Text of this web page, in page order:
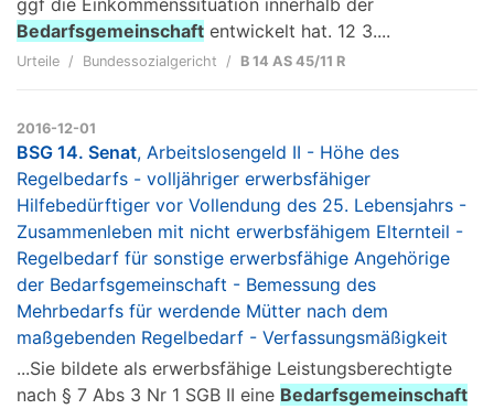
ggf die Einkommenssituation innerhalb der
Bedarfsgemeinschaft entwickelt hat. 12 3....
Urteile Bundessozialgericht B 14 AS 45/11 R
2016-12-01
BSG 14. Senat, Arbeitslosengeld II - Höhe des
Regelbedarfs - volljähriger erwerbsfähiger
Hilfebedürftiger vor Vollendung des 25. Lebensjahrs -
Zusammenleben mit nicht erwerbsfähigem Elternteil -
Regelbedarf für sonstige erwerbsfähige Angehörige
der Bedarfsgemeinschaft - Bemessung des
Mehrbedarfs für werdende Mütter nach dem
maßgebenden Regelbedarf - Verfassungsmäßigkeit
...Sie bildete als erwerbsfähige Leistungsberechtigte
nach § 7 Abs 3 Nr 1 SGB II eine Bedarfsgemeinschaft